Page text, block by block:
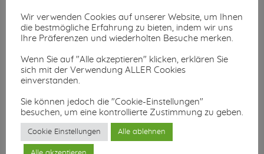
Wir verwenden Cookies auf unserer Website, um Ihnen
die bestmögliche Erfahrung zu bieten, indem wir uns
Ihre Präferenzen und wiederholten Besuche merken.
Wenn Sie auf "Alle akzeptieren" klicken, erklären Sie
sich mit der Verwendung ALLER Cookies
einverstanden.
Sie können jedoch die "Cookie-Einstellungen"
besuchen, um eine kontrollierte Zustimmung zu geben.
Cookie Einstellungen Alle ablehnen